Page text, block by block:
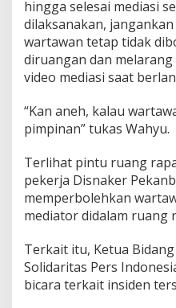
hingga selesai mediasi
dilaksanakan,
wartawan tetap tidak
diruangan dan
video mediasi saat
“Kan aneh, kalau
pimpinan” tukas Wahyu.
Terlihat pintu ruang
pekerja Disnaker
memperbolehkan
mediator didalam ruang
Terkait itu, Ketua
Solidaritas Pers
bicara terkait insiden